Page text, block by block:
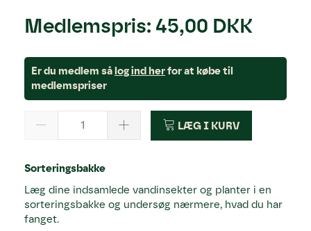
Medlemspris: 45,00 DKK
Er du medlem sålog ind herfor at købe til
medlemspriser
LÆG I KURV
Sorteringsbakke
Læg dine indsamlede vandinsekter og planter i en
sorteringsbakke og undersøg nærmere, hvad du har
fanget.